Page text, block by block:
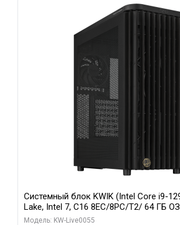
Системный блок KWIK (Intel Core i9-
Lake, Intel 7, C16 8EC/8PC/T2/ 64 ГБ
MSI RTX5080 SHADOW 3X OC 16GB
Модель: KW-Live0055